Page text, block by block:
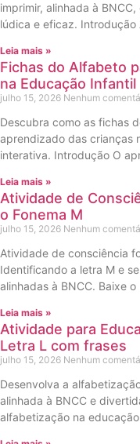
imprimir, alinhada à
lúdica e eficaz.
Leia mais »
Fichas do Alfabeto
na Educação Infantil
julho 15, 2026 Nenhum
Descubra como as fichas
aprendizado das crianças
interativa. Introdução O
Leia mais »
Atividade de
o Fonema M
julho 15, 2026 Nenhum
Atividade de consciência
Identificando a letra M e
alinhadas à BNCC. Baixe
Leia mais »
Atividade para
Letra L com frases
julho 15, 2026 Nenhum
Desenvolva a
alinhada à BNCC e
alfabetização na